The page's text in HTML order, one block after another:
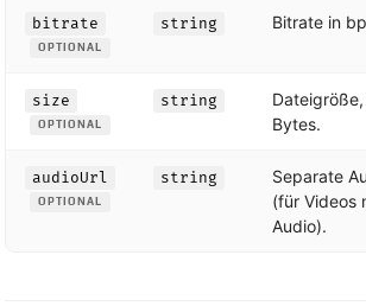
bitrate
OPTIONAL
string Bitrate in
size
OPTIONAL
string
Bytes.
audioUrl
OPTIONAL
string
Separate
(für Videos
Audio).